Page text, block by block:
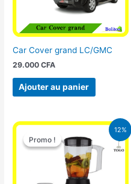
Car Cover grand LC/GMC
29.000CFA
Ajouter au panier
12%
Promo !
Promo !
Le
prix
initial
était :
25.000 CFA.
Le
prix
actuel
est :